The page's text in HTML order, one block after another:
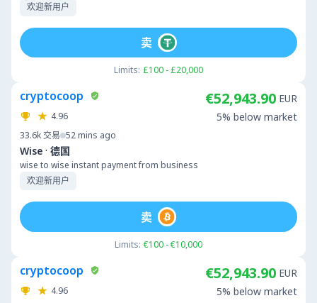
欢迎新用户
Limits: £100 - £20,000
卖
cryptocoop
4.96
33.6k交易 52 mins ago
Wise · 德国
wise to wise instant payment from business
欢迎新用户
€52,943.90 EUR
5% below market
Limits: €100 - €10,000
卖
cryptocoop
4.96
€52,943.90 EUR
5% below market